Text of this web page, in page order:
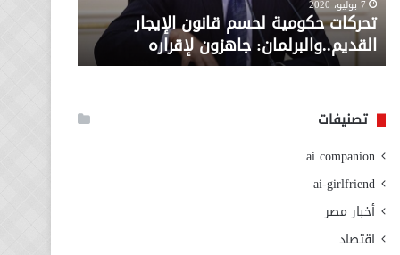
لإقراره
7 يوليو، 2020
تحركات حكومية لحسم قانون الإيجار
القديم..والبرلمان: جاهزون لإقراره
من
وزارة
الاجتماعي
تصنيفات
ai companion
ai-girlfriend
أخبار مصر
اقتصاد